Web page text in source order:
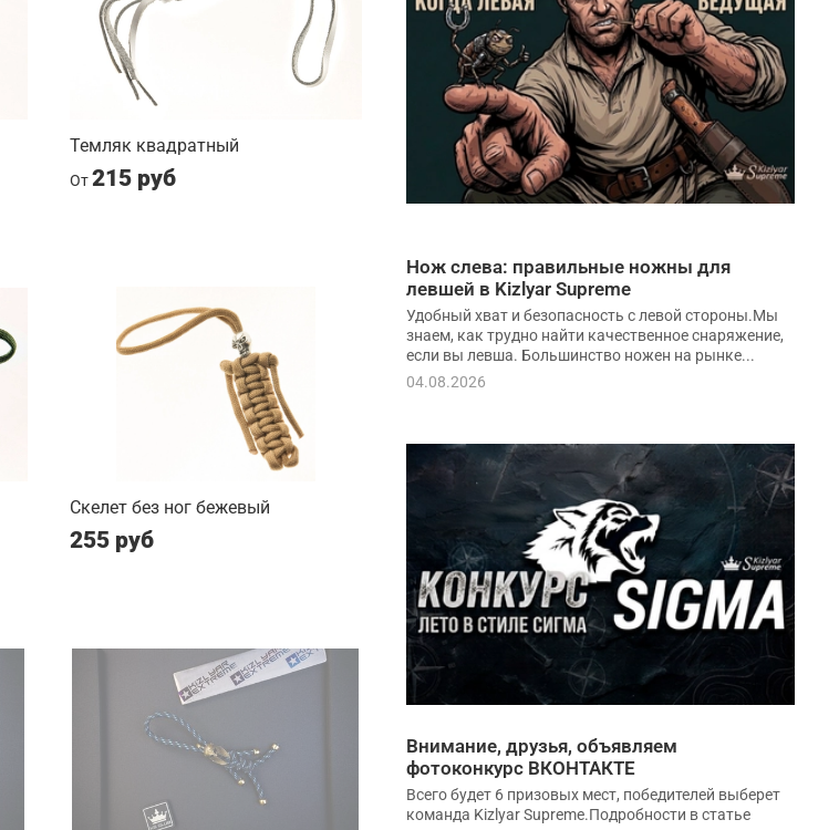
Темляк квадратный
От215 руб
Скелет без ног бежевый
255 руб
Нож слева: правильные ножны для
левшей в Kizlyar Supreme
Удобный хват и безопасность с левой стороны.Мы
знаем, как трудно найти качественное снаряжение,
если вы левша. Большинство ножен на рынке...
04.08.2026
Внимание, друзья, объявляем
фотоконкурс ВКОНТАКТЕ
Всего будет 6 призовых мест, победителей выберет
команда Kizlyar Supreme.Подробности в статье